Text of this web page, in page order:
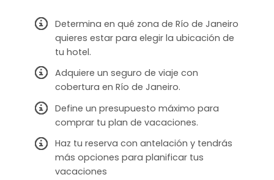
Determina en qué zona de Río de Janeiro
quieres estar para elegir la ubicación de
tu hotel.
Adquiere un seguro de viaje con
cobertura en Río de Janeiro.
Define un presupuesto máximo para
comprar tu plan de vacaciones.
Haz tu reserva con antelación y tendrás
más opciones para planificar tus
vacaciones